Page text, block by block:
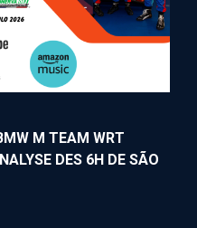
M TEAM WRT
DES 6H DE SÃO